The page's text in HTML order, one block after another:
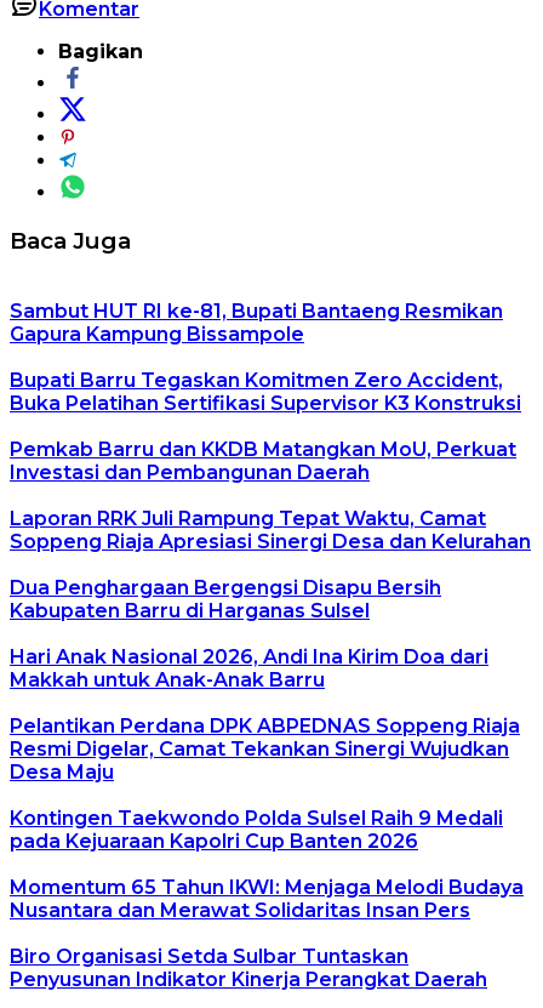
Komentar
Bagikan
Baca Juga
Sambut HUT RI ke-81, Bupati Bantaeng Resmikan
Gapura Kampung Bissampole
Bupati Barru Tegaskan Komitmen Zero Accident,
Buka Pelatihan Sertifikasi Supervisor K3 Konstruksi
Pemkab Barru dan KKDB Matangkan MoU, Perkuat
Investasi dan Pembangunan Daerah
Laporan RRK Juli Rampung Tepat Waktu, Camat
Soppeng Riaja Apresiasi Sinergi Desa dan Kelurahan
Dua Penghargaan Bergengsi Disapu Bersih
Kabupaten Barru di Harganas Sulsel
Hari Anak Nasional 2026, Andi Ina Kirim Doa dari
Makkah untuk Anak-Anak Barru
Pelantikan Perdana DPK ABPEDNAS Soppeng Riaja
Resmi Digelar, Camat Tekankan Sinergi Wujudkan
Desa Maju
Kontingen Taekwondo Polda Sulsel Raih 9 Medali
pada Kejuaraan Kapolri Cup Banten 2026
Momentum 65 Tahun IKWI: Menjaga Melodi Budaya
Nusantara dan Merawat Solidaritas Insan Pers
Biro Organisasi Setda Sulbar Tuntaskan
Penyusunan Indikator Kinerja Perangkat Daerah